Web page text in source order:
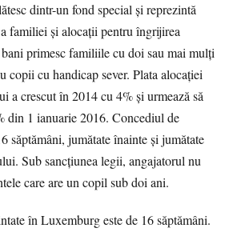
dintr-un fond special şi reprezintă
familiei şi alocaţii pentru îngrijirea
primesc familiile cu doi sau mai mulţi
copii cu handicap sever. Plata alocaţiei
a crescut în 2014 cu 4% şi urmează să
din 1 ianuarie 2016. Concediul de
săptămâni, jumătate înainte şi jumătate
Sub sancţiunea legii, angajatorul nu
care are un copil sub doi ani.
în Luxemburg este de 16 săptămâni.